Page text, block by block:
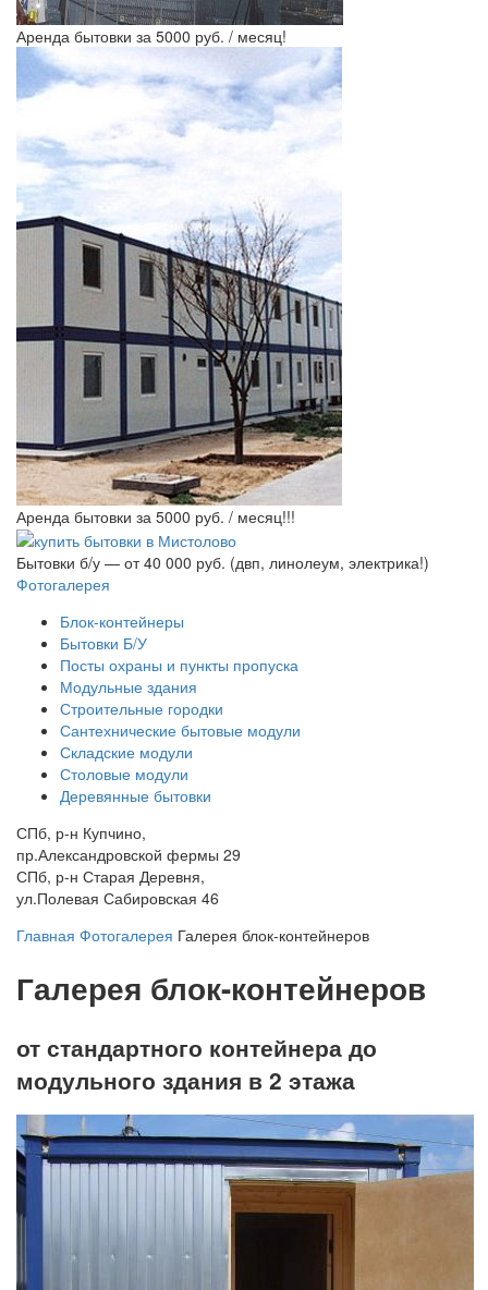
Аренда бытовки за 5000 руб. / месяц!
Аренда бытовки за 5000 руб. / месяц!!!
Бытовки б/у — от 40 000 руб. (двп, линолеум, электрика!)
Фотогалерея
Блок-контейнеры
Бытовки Б/У
Посты охраны и пункты пропуска
Модульные здания
Строительные городки
Сантехнические бытовые модули
Складские модули
Столовые модули
Деревянные бытовки
СПб, р-н Купчино,
пр.Александровской фермы 29
СПб, р-н Старая Деревня,
ул.Полевая Сабировская 46
Главная Фотогалерея Галерея блок-контейнеров
Галерея блок-контейнеров
от стандартного контейнера до
модульного здания в 2 этажа